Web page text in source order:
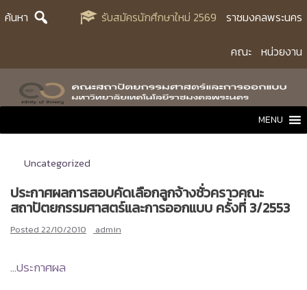
Skipค้นหา รับสมัครนักศึกษาใหม่ 2569 ราชมงคลพระนคร
คณะ หน่วยงาน
MENU
Uncategorized
ประกาศผลการสอบคัดเลือกลูกจ้างชั่วคราวคณะ
สถาปัตยกรรมศาสตร์และการออกแบบ ครั้งที่ 3/2553
Posted 22/10/2010 admin
…ประกาศผล